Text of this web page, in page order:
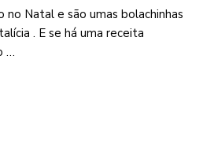
no Natal e são umas bolachinhas
. E se há uma receita
…